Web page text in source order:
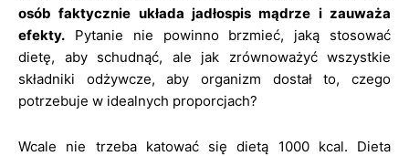
osób faktycznie układa jadłospis mądrze i zauważa
efekty. Pytanie nie powinno brzmieć, jaką stosować
dietę, aby schudnąć, ale jak zrównoważyć wszystkie
składniki odżywcze, aby organizm dostał to, czego
potrzebuje w idealnych proporcjach?
Wcale nie trzeba katować się dietą 1000 kcal. Dieta